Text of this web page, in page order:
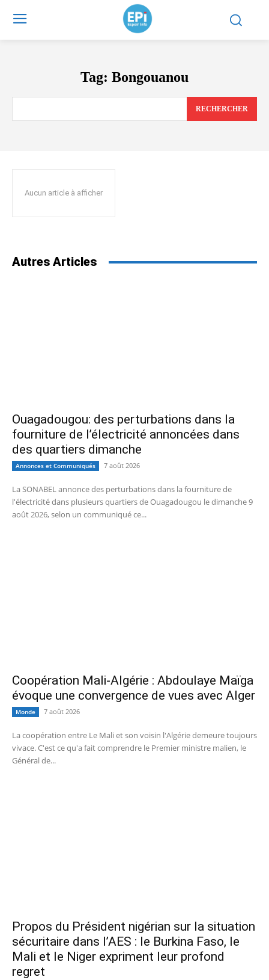
Tag: Bongouanou
RECHERCHER
Aucun article à afficher
Autres Articles
Ouagadougou: des perturbations dans la
fourniture de l’électricité annoncées dans
des quartiers dimanche
Annonces et Communiqués 7 août 2026
La SONABEL annonce des perturbations dans la fourniture de
l'électricité dans plusieurs quartiers de Ouagadougou le dimanche 9
août 2026, selon un communiqué ce...
Coopération Mali-Algérie : Abdoulaye Maïga
évoque une convergence de vues avec Alger
Monde 7 août 2026
La coopération entre Le Mali et son voisin l'Algérie demeure toujours
vivace. C'est ce qu'a fait comprendre le Premier ministre malien, le
Général de...
Propos du Président nigérian sur la situation
sécuritaire dans l’AES : le Burkina Faso, le
Mali et le Niger expriment leur profond
regret